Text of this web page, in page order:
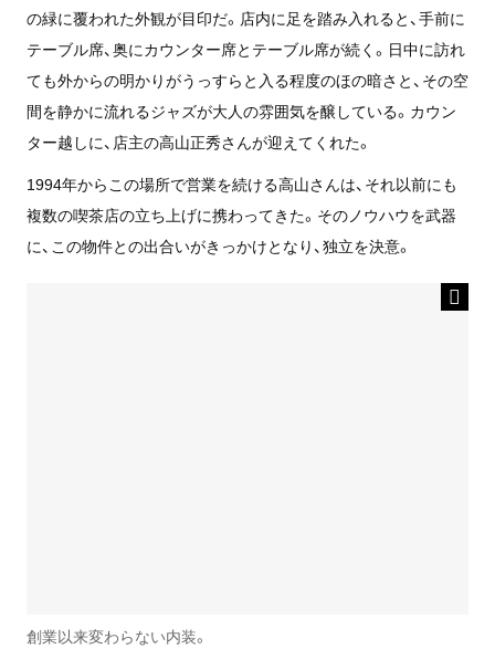
の緑に覆われた外観が目印だ。店内に足を踏み入れると、手前に
テーブル席、奥にカウンター席とテーブル席が続く。日中に訪れ
ても外からの明かりがうっすらと入る程度のほの暗さと、その空
間を静かに流れるジャズが大人の雰囲気を醸している。カウン
ター越しに、店主の高山正秀さんが迎えてくれた。
1994年からこの場所で営業を続ける高山さんは、それ以前にも
複数の喫茶店の立ち上げに携わってきた。そのノウハウを武器
に、この物件との出合いがきっかけとなり、独立を決意。
創業以来変わらない内装。